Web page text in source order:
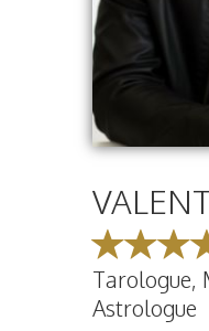
Tarologue,
Astrologue